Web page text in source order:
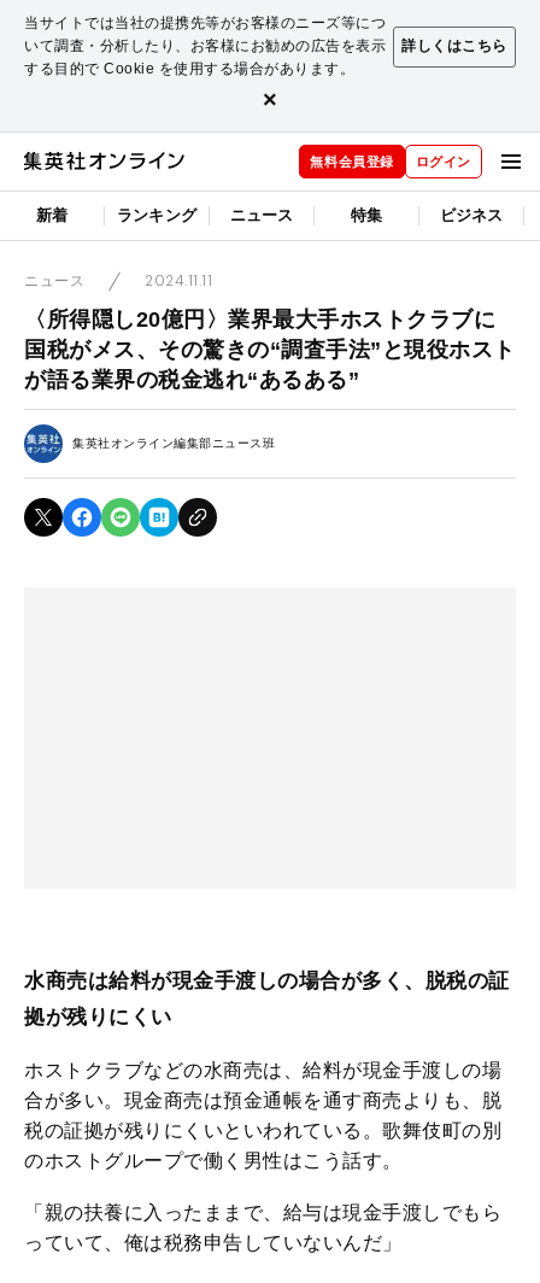
当サイトでは当社の提携先等がお客様のニーズ等につ
いて調査・分析したり、お客様にお勧めの広告を表示
する目的で Cookie を使用する場合があります。
詳しくはこちら
×
無料会員登録 ログイン
新着 ランキング ニュース 特集 ビジネス
ニュース 2024.11.11
〈所得隠し20億円〉業界最大手ホストクラブに
国税がメス、その驚きの“調査手法”と現役ホスト
が語る業界の税金逃れ“あるある”
集英社オンライン編集部ニュース班
水商売は給料が現金手渡しの場合が多く、脱税の証
拠が残りにくい
ホストクラブなどの水商売は、給料が現金手渡しの場
合が多い。現金商売は預金通帳を通す商売よりも、脱
税の証拠が残りにくいといわれている。歌舞伎町の別
のホストグループで働く男性はこう話す。
「親の扶養に入ったままで、給与は現金手渡しでもら
っていて、俺は税務申告していないんだ」